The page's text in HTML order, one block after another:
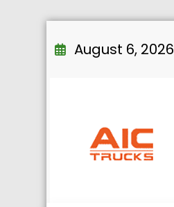
to
August 6, 2026